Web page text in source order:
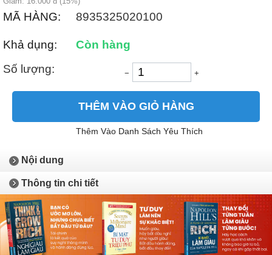
MÃ HÀNG: 8935325020100
Khả dụng:
Còn hàng
Số lượng:
− +
THÊM VÀO GIỎ HÀNG
Thêm Vào Danh Sách Yêu Thích
Nội dung
Thông tin chi tiết